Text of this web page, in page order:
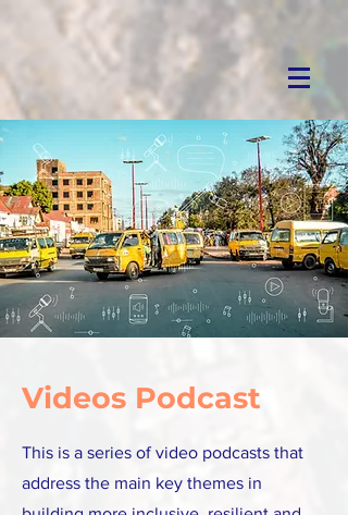
Videos Podcast
This is a series of video podcasts that
address the main key themes in